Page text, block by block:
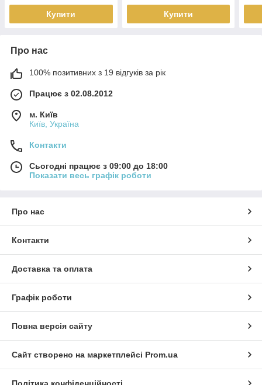
Купити Купити
Про нас
100% позитивних з 19 відгуків за рік
Працює з 02.08.2012
м. Київ
Київ, Україна
Контакти
Сьогодні працює з 09:00 до 18:00
Показати весь графік роботи
Про нас
Контакти
Доставка та оплата
Графік роботи
Повна версія сайту
Сайт створено на маркетплейсі Prom.ua
Політика конфіденційності